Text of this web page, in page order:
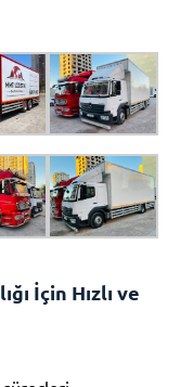
İçin Hızlı ve